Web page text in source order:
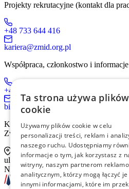
Projekty rekrutacyjne (kontakt dla
+48 733 644 416
kariera@zmid.org.pl
Współpraca, członkostwo i
+48 519 536 405
biuro@zmid.org.pl
Kontakt tradycyjną drogą pocztową
Związku:
ul. Sienna 93 lok. 2, 00-815
NIP: 526-13-30-874
Ta strona używa plików
cookie
Używamy plików cookie w celu
personalizacji treści, reklam i
naszego ruchu. Udostępniamy
informacje o tym, jak korzystasz z
witryny, naszym partnerom
analitycznym, którzy mogą łączyć je
innymi informacjami, które im